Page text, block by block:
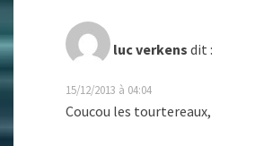
luc verkens dit :
15/12/2013 à 04:04
Coucou les tourtereaux,